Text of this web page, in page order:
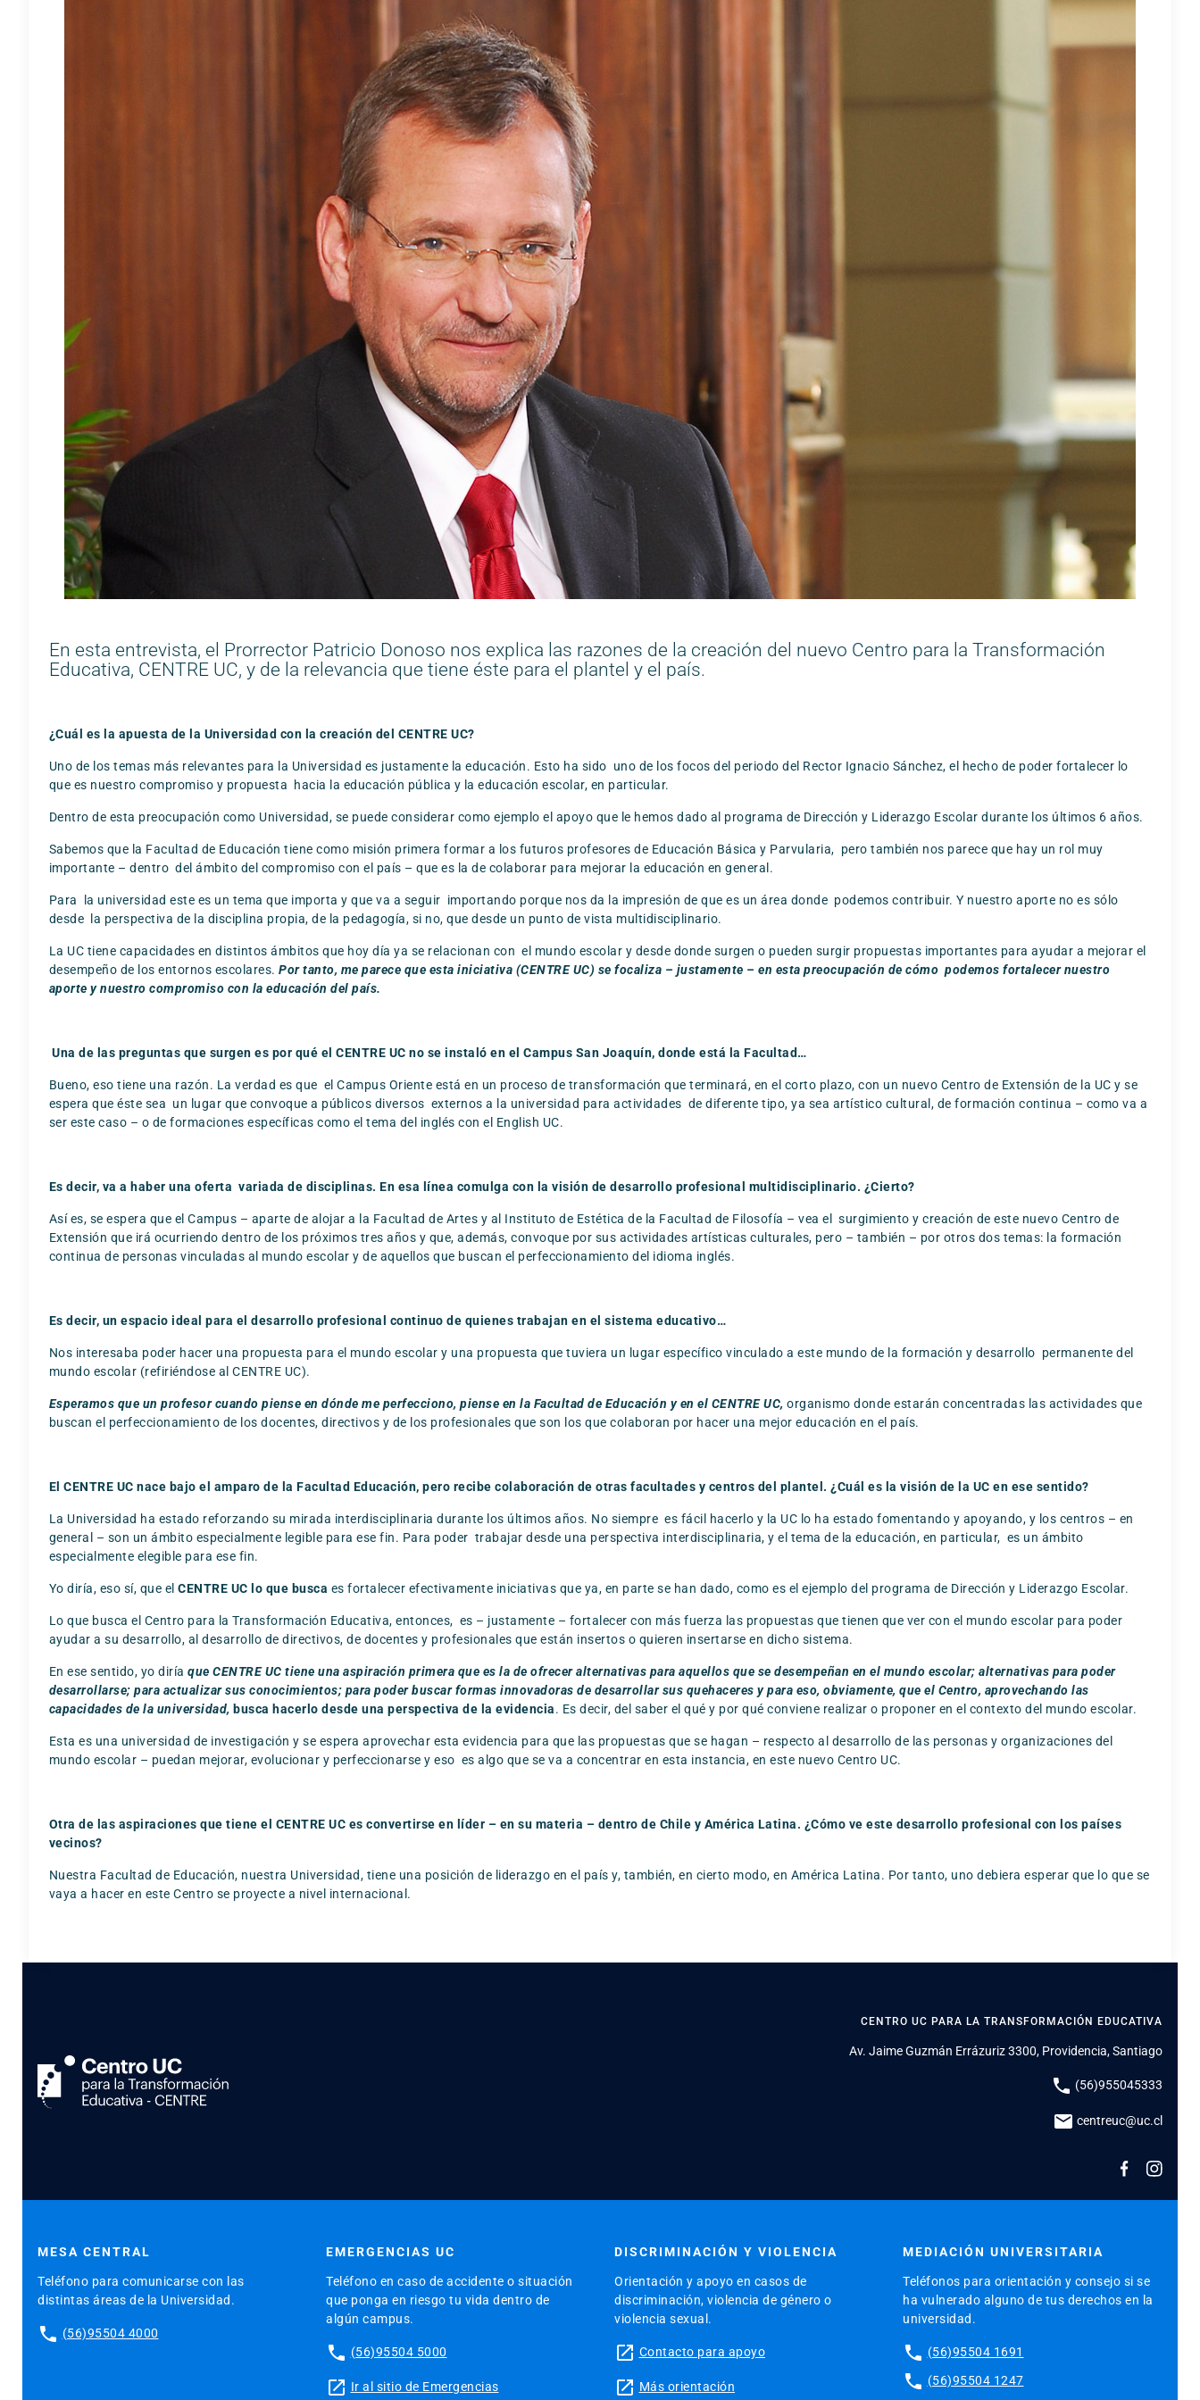
En esta entrevista, el Prorrector Patricio Donoso nos explica las razones de la creación del nuevo Centro para la Transformación
Educativa, CENTRE UC, y de la relevancia que tiene éste para el plantel y el país.
¿Cuál es la apuesta de la Universidad con la creación del CENTRE UC?
Uno de los temas más relevantes para la Universidad es justamente la educación. Esto ha sido uno de los focos del periodo del Rector Ignacio Sánchez, el hecho de poder fortalecer lo
que es nuestro compromiso y propuesta hacia la educación pública y la educación escolar, en particular.
Dentro de esta preocupación como Universidad, se puede considerar como ejemplo el apoyo que le hemos dado al programa de Dirección y Liderazgo Escolar durante los últimos 6 años.
Sabemos que la Facultad de Educación tiene como misión primera formar a los futuros profesores de Educación Básica y Parvularia, pero también nos parece que hay un rol muy
importante – dentro del ámbito del compromiso con el país – que es la de colaborar para mejorar la educación en general.
Para la universidad este es un tema que importa y que va a seguir importando porque nos da la impresión de que es un área donde podemos contribuir. Y nuestro aporte no es sólo
desde la perspectiva de la disciplina propia, de la pedagogía, si no, que desde un punto de vista multidisciplinario.
La UC tiene capacidades en distintos ámbitos que hoy día ya se relacionan con el mundo escolar y desde donde surgen o pueden surgir propuestas importantes para ayudar a mejorar el
desempeño de los entornos escolares.Por tanto, me parece que esta iniciativa (CENTRE UC) se focaliza – justamente – en esta preocupación de cómo podemos fortalecer nuestro
aporte y nuestro compromiso con la educación del país.
Una de las preguntas que surgen es por qué el CENTRE UC no se instaló en el Campus San Joaquín, donde está la Facultad…
Bueno, eso tiene una razón. La verdad es que el Campus Oriente está en un proceso de transformación que terminará, en el corto plazo, con un nuevo Centro de Extensión de la UC y se
espera que éste sea un lugar que convoque a públicos diversos externos a la universidad para actividades de diferente tipo, ya sea artístico cultural, de formación continua – como va a
ser este caso – o de formaciones específicas como el tema del inglés con el English UC.
Es decir, va a haber una oferta variada de disciplinas. En esa línea comulga con la visión de desarrollo profesional multidisciplinario. ¿Cierto?
Así es, se espera que el Campus – aparte de alojar a la Facultad de Artes y al Instituto de Estética de la Facultad de Filosofía – vea el surgimiento y creación de este nuevo Centro de
Extensión que irá ocurriendo dentro de los próximos tres años y que, además, convoque por sus actividades artísticas culturales, pero – también – por otros dos temas: la formación
continua de personas vinculadas al mundo escolar y de aquellos que buscan el perfeccionamiento del idioma inglés.
Es decir, un espacio ideal para el desarrollo profesional continuo de quienes trabajan en el sistema educativo…
Nos interesaba poder hacer una propuesta para el mundo escolar y una propuesta que tuviera un lugar específico vinculado a este mundo de la formación y desarrollo permanente del
mundo escolar (refiriéndose al CENTRE UC).
Esperamos que un profesor cuando piense en dónde me perfecciono, piense en la Facultad de Educación y en el CENTRE UC, organismo donde estarán concentradas las actividades que
buscan el perfeccionamiento de los docentes, directivos y de los profesionales que son los que colaboran por hacer una mejor educación en el país.
El CENTRE UC nace bajo el amparo de la Facultad Educación, pero recibe colaboración de otras facultades y centros del plantel. ¿Cuál es la visión de la UC en ese sentido?
La Universidad ha estado reforzando su mirada interdisciplinaria durante los últimos años. No siempre es fácil hacerlo y la UC lo ha estado fomentando y apoyando, y los centros – en
general – son un ámbito especialmente legible para ese fin. Para poder trabajar desde una perspectiva interdisciplinaria, y el tema de la educación, en particular, es un ámbito
especialmente elegible para ese fin.
Yo diría, eso sí, que elCENTRE UC lo que busca es fortalecer efectivamente iniciativas que ya, en parte se han dado, como es el ejemplo del programa de Dirección y Liderazgo Escolar.
Lo que busca el Centro para la Transformación Educativa, entonces, es – justamente – fortalecer con más fuerza las propuestas que tienen que ver con el mundo escolar para poder
ayudar a su desarrollo, al desarrollo de directivos, de docentes y profesionales que están insertos o quieren insertarse en dicho sistema.
En ese sentido, yo diríaque CENTRE UC tiene una aspiración primera que es la de ofrecer alternativas para aquellos que se desempeñan en el mundo escolar; alternativas para poder
desarrollarse; para actualizar sus conocimientos; para poder buscar formas innovadoras de desarrollar sus quehaceres y para eso, obviamente, que el Centro, aprovechando las
capacidades de la universidad, busca hacerlo desde una perspectiva de la evidencia. Es decir, del saber el qué y por qué conviene realizar o proponer en el contexto del mundo escolar.
Esta es una universidad de investigación y se espera aprovechar esta evidencia para que las propuestas que se hagan – respecto al desarrollo de las personas y organizaciones del
mundo escolar – puedan mejorar, evolucionar y perfeccionarse y eso es algo que se va a concentrar en esta instancia, en este nuevo Centro UC.
Otra de las aspiraciones que tiene el CENTRE UC es convertirse en líder – en su materia – dentro de Chile y América Latina. ¿Cómo ve este desarrollo profesional con los países
vecinos?
Nuestra Facultad de Educación, nuestra Universidad, tiene una posición de liderazgo en el país y, también, en cierto modo, en América Latina. Por tanto, uno debiera esperar que lo que se
vaya a hacer en este Centro se proyecte a nivel internacional.
CENTRO UC PARA LA TRANSFORMACIÓN EDUCATIVA
Av. Jaime Guzmán Errázuriz 3300, Providencia, Santiago
phone (56)955045333
mail centreuc@uc.cl
MESA CENTRAL
Teléfono para comunicarse con las
distintas áreas de la Universidad.
phone (56)95504 4000
EMERGENCIAS UC
Teléfono en caso de accidente o situación
que ponga en riesgo tu vida dentro de
algún campus.
phone (56)95504 5000
launch Ir al sitio de Emergencias
DISCRIMINACIÓN Y VIOLENCIA
Orientación y apoyo en casos de
discriminación, violencia de género o
violencia sexual.
launch Contacto para apoyo
launch Más orientación
MEDIACIÓN UNIVERSITARIA
Teléfonos para orientación y consejo si se
ha vulnerado alguno de tus derechos en la
universidad.
phone (56)95504 1691
phone (56)95504 1247